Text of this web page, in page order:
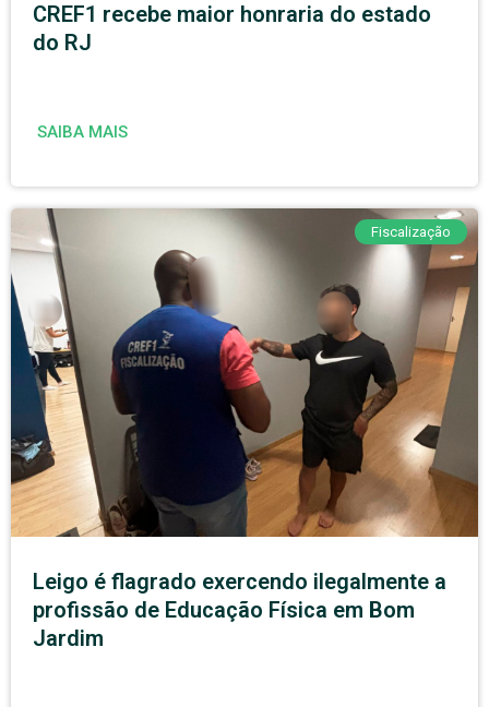
CREF1 recebe maior honraria do estado
do RJ
SAIBA MAIS
Fiscalização
Leigo é flagrado exercendo ilegalmente a
profissão de Educação Física em Bom
Jardim